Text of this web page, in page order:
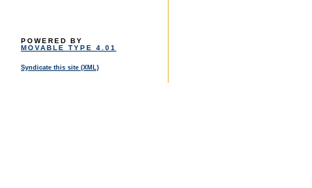
POWERED BY
MOVABLE TYPE 4.01
Syndicate this site (XML)